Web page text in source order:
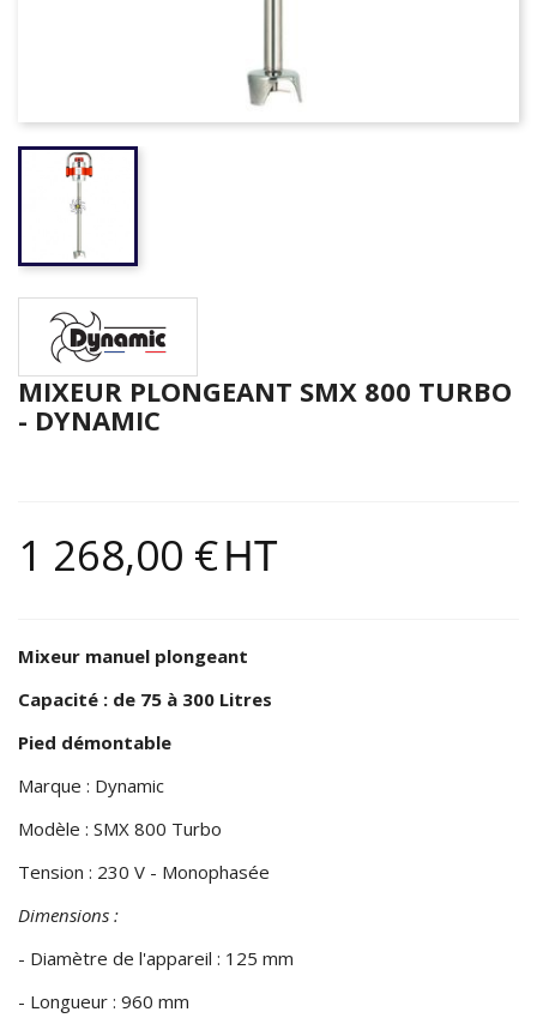
MIXEUR PLONGEANT SMX 800 TURBO
- DYNAMIC
1 268,00 €HT
Mixeur manuel plongeant
Capacité : de 75 à 300 Litres
Pied démontable
Marque : Dynamic
Modèle : SMX 800 Turbo
Tension : 230 V - Monophasée
Dimensions :
- Diamètre de l'appareil : 125 mm
- Longueur : 960 mm